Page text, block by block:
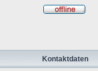
Kontaktdaten